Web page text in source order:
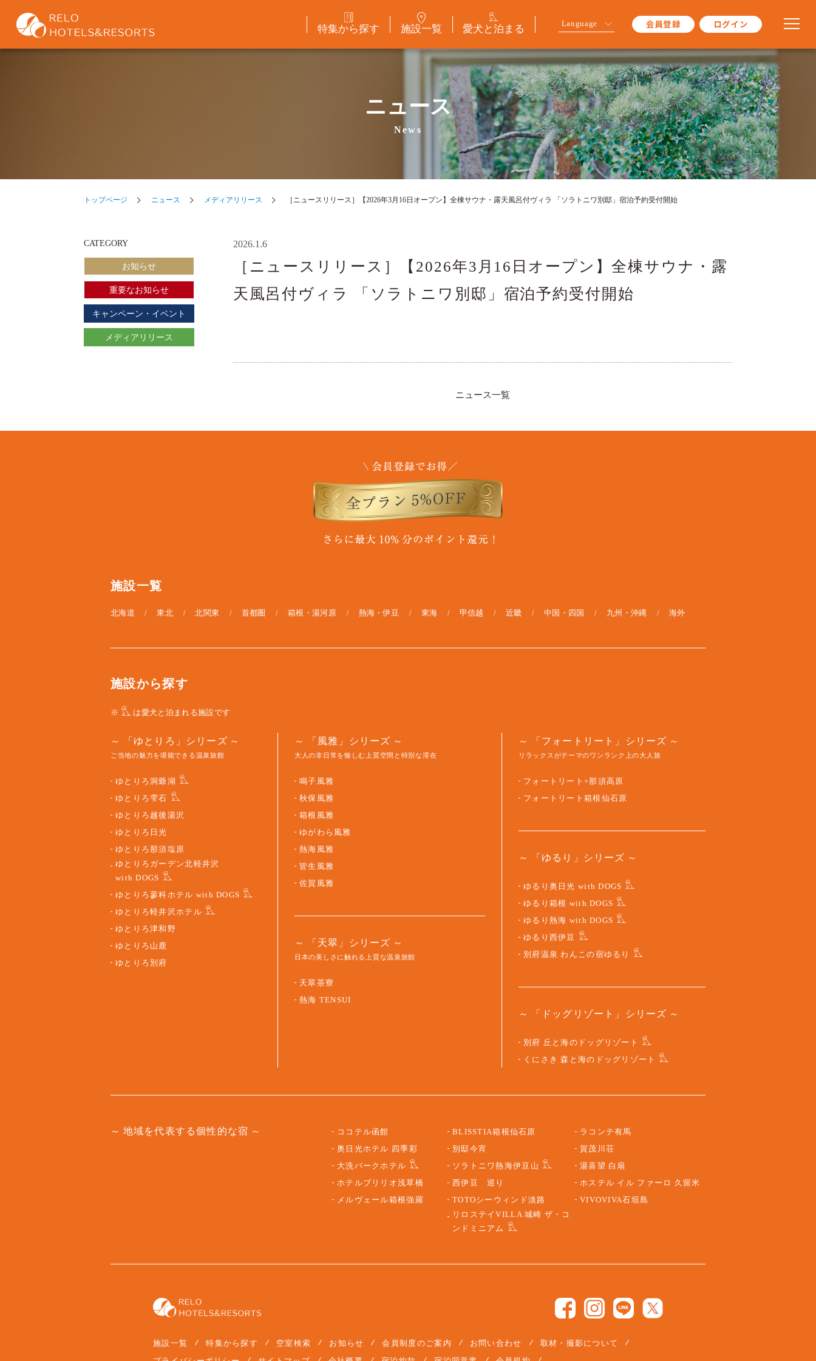
特集から探す 施設一覧 愛犬と泊まる Language 会員登録 ログイン
ニュース
News
トップページ ニュース メディアリリース ［ニュースリリース］【2026年3月16日オープン】全棟サウナ・露天風呂付ヴィラ 「ソラトニワ別邸」宿泊予約受付開始
2026.1.6
［ニュースリリース］【2026年3月16日オープン】全棟サウナ・露
天風呂付ヴィラ 「ソラトニワ別邸」宿泊予約受付開始
ニュース一覧
CATEGORY
お知らせ
重要なお知らせ
キャンペーン・イベント
メディアリリース
施設一覧
北海道 東北 北関東 首都圏 箱根・湯河原 熱海・伊豆 東海 甲信越 近畿 中国・四国 九州・沖縄 海外
施設から探す
※ は愛犬と泊まれる施設です
「ゆとりろ」シリーズ
ご当地の魅力を堪能できる温泉旅館
ゆとりろ洞爺湖
ゆとりろ雫石
ゆとりろ越後湯沢
ゆとりろ日光
ゆとりろ那須塩原
ゆとりろガーデン北軽井沢
with DOGS
ゆとりろ蓼科ホテル with DOGS
ゆとりろ軽井沢ホテル
ゆとりろ津和野
ゆとりろ山鹿
ゆとりろ別府
「風雅」シリーズ
大人の非日常を愉しむ上質空間と特別な滞在
鳴子風雅
秋保風雅
箱根風雅
ゆがわら風雅
熱海風雅
皆生風雅
佐賀風雅
「天翠」シリーズ
日本の美しさに触れる上質な温泉旅館
天翠茶寮
熱海 TENSUI
「フォートリート」シリーズ
リラックスがテーマのワンランク上の大人旅
フォートリート+那須高原
フォートリート箱根仙石原
「ゆるり」シリーズ
ゆるり奥日光 with DOGS
ゆるり箱根 with DOGS
ゆるり熱海 with DOGS
ゆるり西伊豆
別府温泉 わんこの宿ゆるり
「ドッグリゾート」シリーズ
別府 丘と海のドッグリゾート
くにさき 森と海のドッグリゾート
地域を代表する個性的な宿
ココテル函館
奥日光ホテル 四季彩
大洗パークホテル
ホテルブリリオ浅草橋
メルヴェール箱根強羅
BLISSTIA箱根仙石原
別邸今宵
ソラトニワ熱海伊豆山
西伊豆 巡り
TOTOシーウィンド淡路
リロステイVILLA 城崎 ザ・コ
ンドミニアム
ラコンテ有馬
賀茂川荘
湯喜望 白扇
ホステル イル ファーロ 久留米
VIVOVIVA石垣島
施設一覧 特集から探す 空室検索 お知らせ 会員制度のご案内 お問い合わせ
取材・撮影について